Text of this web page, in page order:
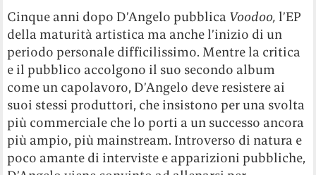
Cinque anni dopo D’Angelo pubblica Voodoo, l’EP
della maturità artistica ma anche l’inizio di un
periodo personale difficilissimo. Mentre la critica
e il pubblico accolgono il suo secondo album
come un capolavoro, D’Angelo deve resistere ai
suoi stessi produttori, che insistono per una svolta
più commerciale che lo porti a un successo ancora
più ampio, più mainstream. Introverso di natura e
poco amante di interviste e apparizioni pubbliche,